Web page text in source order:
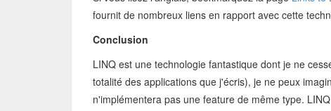
fournit de nombreux liens en rapport avec cette
Conclusion
LINQ est une technologie fantastique dont je ne
totalité des applications que j'écris), je ne peux
n'implémentera pas une feature de même type.